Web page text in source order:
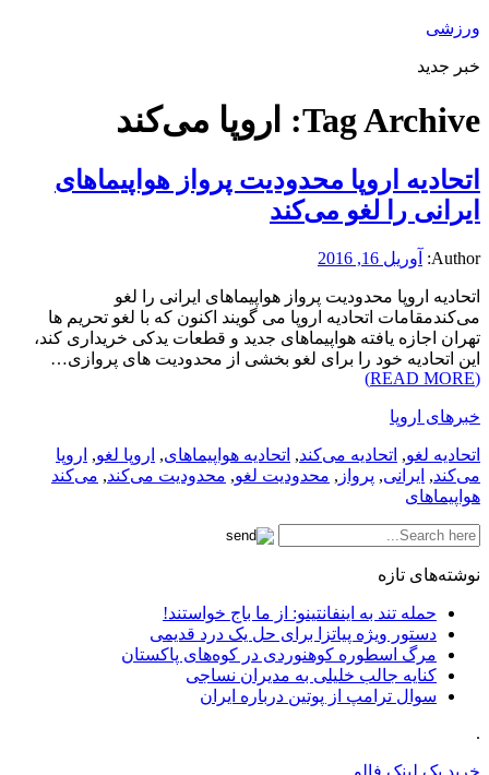
ورزشی
خبر جدید
Tag Archive: اروپا می‌کند
اتحادیه اروپا محدودیت پرواز هواپیماهای
ایرانی را لغو می‌کند
Author: آوریل 16, 2016
اتحادیه اروپا محدودیت پرواز هواپیماهای ایرانی را لغو
می‌کندمقامات اتحادیه اروپا می گویند اکنون که با لغو تحریم ها
تهران اجازه یافته هواپیماهای جدید و قطعات یدکی خریداری کند،
این اتحادیه خود را برای لغو بخشی از محدودیت های پروازی…
(READ MORE)
خبرهای اروپا
اتحادیه لغو, اتحادیه می‌کند, اتحادیه هواپیماهای, اروپا لغو, اروپا
می‌کند, ایرانی, پرواز , محدودیت لغو, محدودیت می‌کند, می‌کند
هواپیماهای
نوشته‌های تازه
حمله تند به اینفانتینو: از ما باج خواستند!
دستور ویژه پیاتزا برای حل یک درد قدیمی
مرگ اسطوره کوهنوردی در کوه‌های پاکستان
کنایه جالب خلیلی به مدیران نساجی
سوال ترامپ از پوتین درباره ایران
.
خرید بک لینک فالو